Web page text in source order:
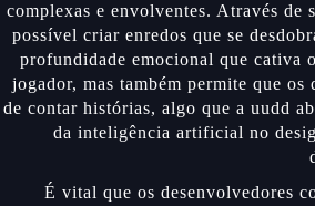
complexas e envolventes. Através de
possível criar enredos que se
profundidade emocional que cativa
jogador, mas também permite que
de contar histórias, algo que a uudd
da inteligência artificial no
É vital que os desenvolvedores